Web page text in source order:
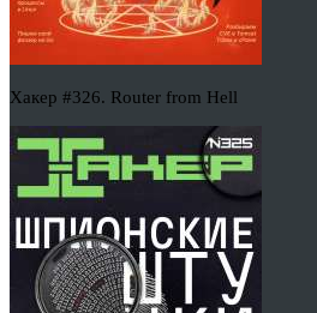
Хакер #326. Router from Hell